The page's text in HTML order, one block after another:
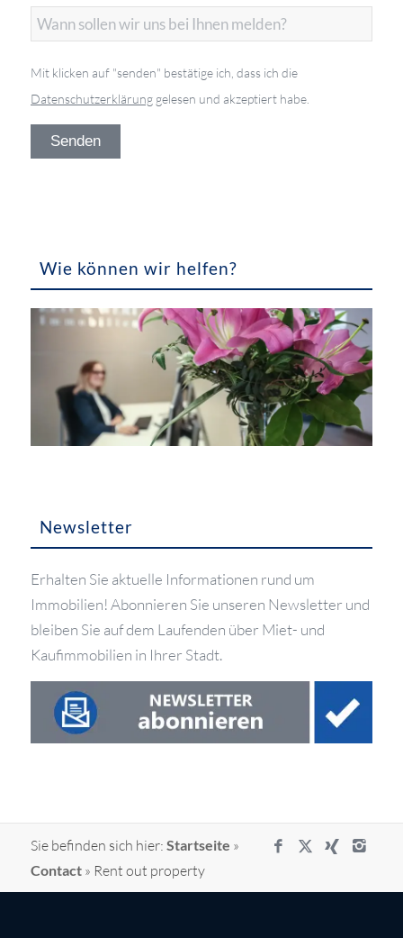
Mit klicken auf "senden" bestätige ich, dass ich die
Datenschutzerklärunggelesen und akzeptiert habe.
Wie können wir helfen?
Newsletter
Erhalten Sie aktuelle Informationen rund um
Immobilien! Abonnieren Sie unseren Newsletter und
bleiben Sie auf dem Laufenden über Miet- und
Kaufimmobilien in Ihrer Stadt.
Sie befinden sich hier: Startseite »
Contact» Rent out property